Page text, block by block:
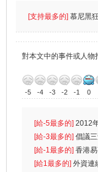
[支持最多的] 慕尼黑
對本文中的事件或人物
-5 -4 -3 -2 -1 0
[給-5最多的] 2012
首位
[給-3最多的] 倡議
生
[給-1最多的] 香港
k）”项目
[給1最多的] 外資連